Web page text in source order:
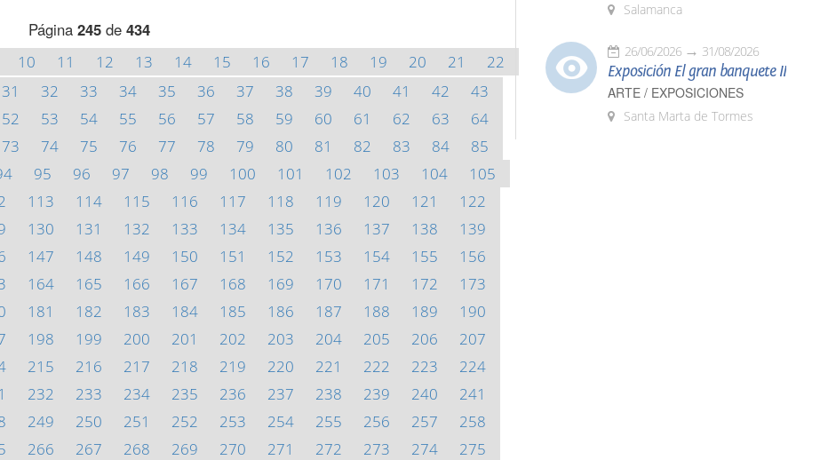
Página 245de 434
10 11 12 13 14 15 16 17 18 19 20 21
22
31 32 33 34 35 36 37 38 39 40 41 42
43
52 53 54 55 56 57 58 59 60 61 62 63
64
73 74 75 76 77 78 79 80 81 82 83 84
85
95 96 97 98 99 100 101 102 103 104
105
113 114 115 116 117 118 119 120 121
122
130 131 132 133 134 135 136 137 138
139
147 148 149 150 151 152 153 154 155
156
164 165 166 167 168 169 170 171 172
173
181 182 183 184 185 186 187 188 189
190
198 199 200 201 202 203 204 205 206
207
215 216 217 218 219 220 221 222 223
224
232 233 234 235 236 237 238 239 240
241
249 250 251 252 253 254 255 256 257
258
266 267 268 269 270 271 272 273 274 275
Salamanca
26/06/2026 31/08/2026
Exposición El gran banquete II
ARTE / EXPOSICIONES
Santa Marta de Tormes